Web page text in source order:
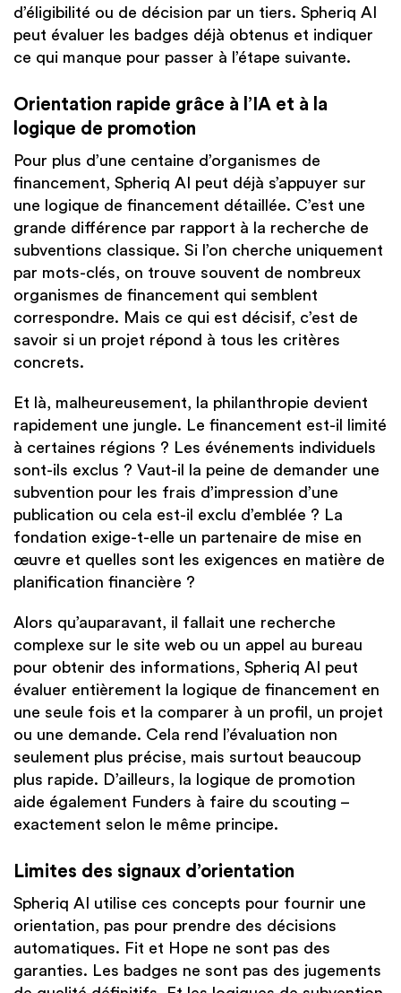
d’éligibilité ou de décision par un tiers. Spheriq AI
peut évaluer les badges déjà obtenus et indiquer
ce qui manque pour passer à l’étape suivante.
Orientation rapide grâce à l’IA et à la
logique de promotion
Pour plus d’une centaine d’organismes de
financement, Spheriq AI peut déjà s’appuyer sur
une logique de financement détaillée. C’est une
grande différence par rapport à la recherche de
subventions classique. Si l’on cherche uniquement
par mots-clés, on trouve souvent de nombreux
organismes de financement qui semblent
correspondre. Mais ce qui est décisif, c’est de
savoir si un projet répond à tous les critères
concrets.
Et là, malheureusement, la philanthropie devient
rapidement une jungle. Le financement est-il limité
à certaines régions ? Les événements individuels
sont-ils exclus ? Vaut-il la peine de demander une
subvention pour les frais d’impression d’une
publication ou cela est-il exclu d’emblée ? La
fondation exige-t-elle un partenaire de mise en
œuvre et quelles sont les exigences en matière de
planification financière ?
Alors qu’auparavant, il fallait une recherche
complexe sur le site web ou un appel au bureau
pour obtenir des informations, Spheriq AI peut
évaluer entièrement la logique de financement en
une seule fois et la comparer à un profil, un projet
ou une demande. Cela rend l’évaluation non
seulement plus précise, mais surtout beaucoup
plus rapide. D’ailleurs, la logique de promotion
aide également Funders à faire du scouting –
exactement selon le même principe.
Limites des signaux d’orientation
Spheriq AI utilise ces concepts pour fournir une
orientation, pas pour prendre des décisions
automatiques. Fit et Hope ne sont pas des
garanties. Les badges ne sont pas des jugements